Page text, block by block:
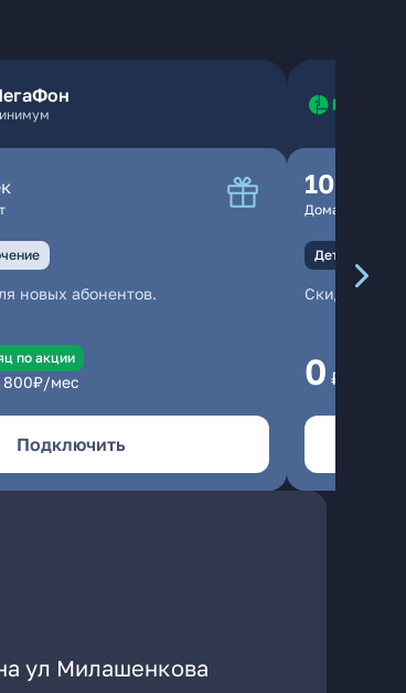
новых абонентов.
по акции
800₽/мес
Подключить
100
Домашний
Детали
Скидка
0 ₽/мес
ул Милашенкова